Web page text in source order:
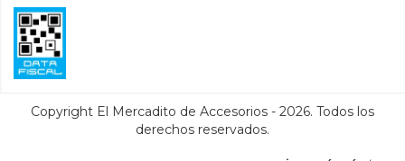
Copyright El Mercadito de Accesorios - 2026. Todos los
derechos reservados.